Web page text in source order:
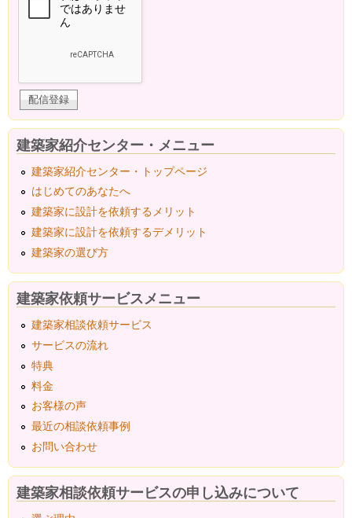
建築家紹介センター・メニュー
建築家紹介センター・トップページ
はじめてのあなたへ
建築家に設計を依頼するメリット
建築家に設計を依頼するデメリット
建築家の選び方
建築家依頼サービスメニュー
建築家相談依頼サービス
サービスの流れ
特典
料金
お客様の声
最近の相談依頼事例
お問い合わせ
建築家相談依頼サービスの申し込みについて